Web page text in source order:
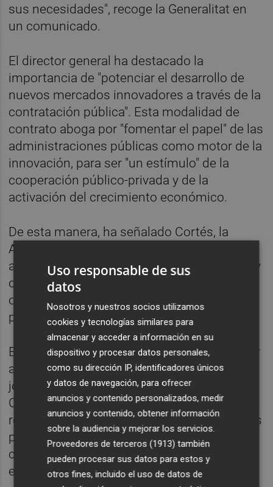
sus necesidades", recoge la Generalitat en
un comunicado.
El director general ha destacado la
importancia de "potenciar el desarrollo de
nuevos mercados innovadores a través de la
contratación pública". Esta modalidad de
contrato aboga por "fomentar el papel" de las
administraciones públicas como motor de la
innovación, para ser "un estímulo" de la
cooperación público-privada y de la
activación del crecimiento económico.
De esta manera, ha señalado Cortés, la
Administración pública "asume el rol de
agente impulsor de la actividad económica y
catalizador de la innovación, a la vez que
ofrece oportunidades a emprendedores y
pymes de su entorno local".
Entre las actividades que se pretenden llevar
a cabo destaca la celebración de varias
jornadas de buenas prácticas en materia de
Compra Pública Innovadora, que se
realizarán en distintas localidades de las tres
provincias y que pretenden "motivar y
concienciar" de los beneficios del uso de
esta herramienta.
Uso responsable de sus
datos
Nosotros y nuestros socios utilizamos
cookies y tecnologías similares para
almacenar y acceder a información en su
dispositivo y procesar datos personales,
como su dirección IP, identificadores únicos
y datos de navegación, para ofrecer
anuncios y contenido personalizados, medir
anuncios y contenido, obtener información
sobre la audiencia y mejorar los servicios.
Proveedores de terceros (1913) también
pueden procesar sus datos para estos y
otros fines, incluido el uso de datos de